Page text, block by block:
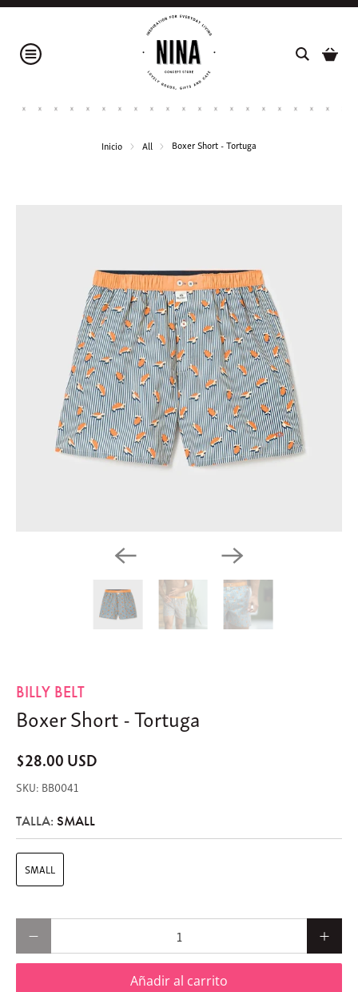
Inicio All Boxer Short - Tortuga
BILLY BELT
Boxer Short - Tortuga
$28.00 USD
BB0041
TALLA: SMALL
SMALL
Añadir al carrito